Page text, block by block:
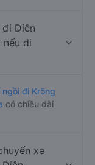
Diên
nếu di
ngồi đi Krông
có chiều dài
xe